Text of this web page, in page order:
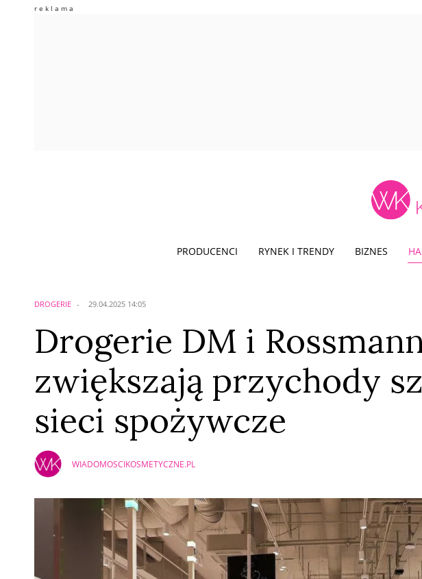
PRODUCENCI RYNEK I TRENDY BIZNES
DROGERIE 29.04.2025 14:05
Drogerie DM i
zwiększają przychody
sieci spożywcze
WIADOMOSCIKOSMETYCZNE.PL